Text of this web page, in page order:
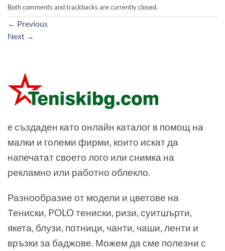
Both comments and trackbacks are currently closed.
← Previous
Next →
e създаден като онлайн каталог в помощ на
малки и големи фирми, които искат да
напечатат своето лого или снимка на
рекламно или работно облекло.
Разнообразие от модели и цветове на
Тениски, POLO тениски, ризи, суитшърти,
якета, блузи, потници, чанти, чаши, ленти и
връзки за баджове. Можем да сме полезни с